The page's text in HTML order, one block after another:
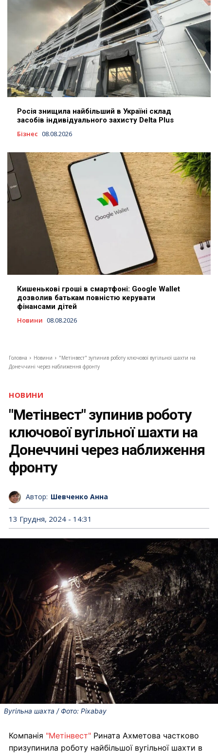
Росія знищила найбільший в Україні склад
засобів індивідуального захисту Delta Plus
Бізнес 08.08.2026
Кишенькові гроші в смартфоні: Google Wallet
дозволив батькам повністю керувати
фінансами дітей
Новини 08.08.2026